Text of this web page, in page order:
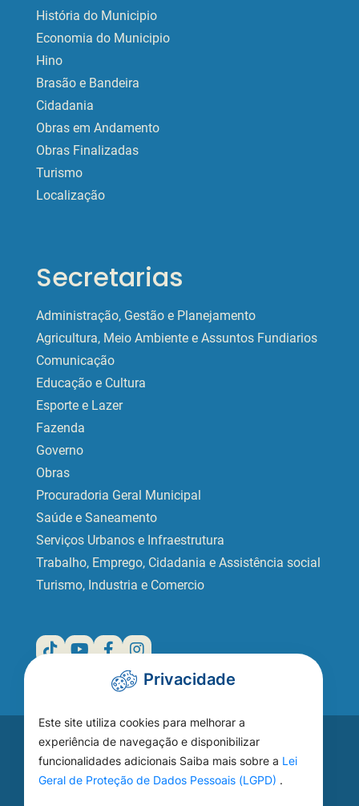
História do Municipio
Economia do Municipio
Hino
Brasão e Bandeira
Cidadania
Obras em Andamento
Obras Finalizadas
Turismo
Localização
Secretarias
Administração, Gestão e Planejamento
Agricultura, Meio Ambiente e Assuntos Fundiarios
Comunicação
Educação e Cultura
Esporte e Lazer
Fazenda
Governo
Obras
Procuradoria Geral Municipal
Saúde e Saneamento
Serviços Urbanos e Infraestrutura
Trabalho, Emprego, Cidadania e Assistência social
Turismo, Industria e Comercio
Acesse seu
WEBMAIL
Privacidade
Este site utiliza cookies para melhorar a
experiência de navegação e disponibilizar
funcionalidades adicionais Saiba mais sobre a Lei
Geral de Proteção de Dados Pessoais (LGPD) .